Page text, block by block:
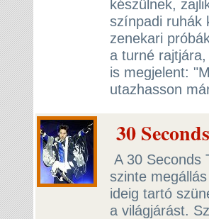
készülnek,
színpadi ruhák
zenekari
a turné
is megjelent:
utazhasson
30
A 30 Seconds
szinte
ideig tartó
a világjárást.